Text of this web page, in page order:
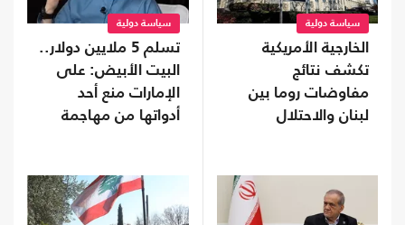
سياسة دولية
الخارجية الأمريكية
تكشف نتائج
مفاوضات روما بين
لبنان والاحتلال
سياسة دولية
تسلم 5 ملايين دولار..
البيت الأبيض: على
الإمارات منع أحد
أدواتها من مهاجمة